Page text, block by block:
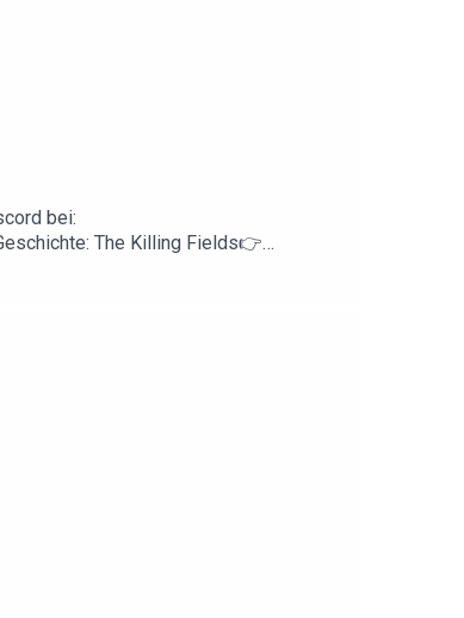
bei:
The Killing Fields👉